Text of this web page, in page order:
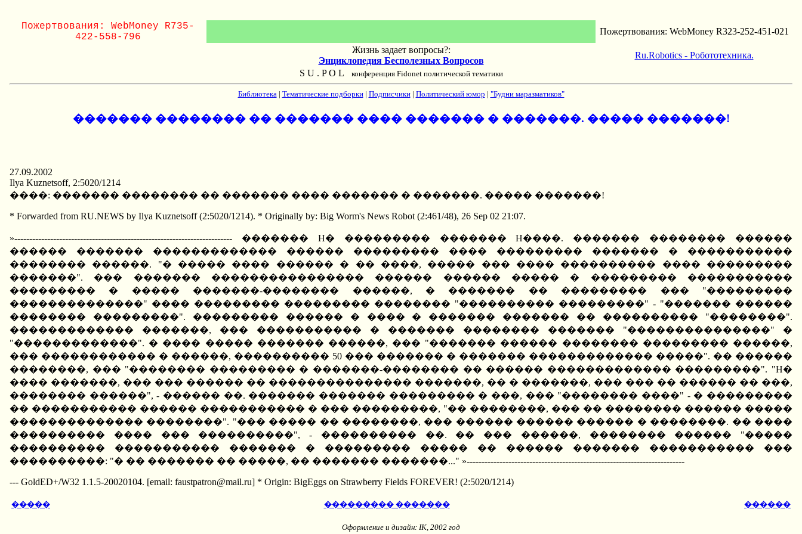
Пожертвования: WebMoney R735-
422-558-796
Пожертвования: WebMoney R323-252-451-021
Жизнь задает вопросы?:
Энциклопедия Бесполезных Вопросов
Ru.Robotics - Робототехника.
S U . P O L конференция Fidonet политической тематики
Библиотека| Тематические подборки| Подписчики| Политический юмор | "Будни маразматиков"
������� �������� �� ������� ���� ������� � �������. ����� �������!
27.09.2002
Ilya Kuznetsoff, 2:5020/1214
����: ������� �������� �� ������� ���� ������� � �������. ����� �������!
* Forwarded from RU.NEWS by Ilya Kuznetsoff (2:5020/1214). * Originally by: Big Worm's News Robot (2:461/48), 26 Sep 02 21:07.
»------------------------------------------------------------------------- ������� H� ��������� ������� H����. ������� �������� ������
������ ������� ������������� ������ ��������� ���� ��������� ������� � �����������
�������� ������. "� ����� ���� ������ � �� ����, ����� ��� ���� ���������� ���� ���������
�������". ��� ������� ���������������� ������ ������ ����� � ��������� �����������
��������� � ����� �������-�������� ������, � ������� �� ��������� ��� "���������
��������������" ���� ��������� ��������� �������� "���������� ���������" - "������� ������
�������� ���������". ��������� ������ � ���� � ������� ������� �� ���������� "��������".
������������� �������, ��� ����������� � ������� �������� ������� "���������������" �
"�������������". � ���� ����� ������� ������, ��� "������� ������ �������� ��������� ������,
��� ������������ � ������, ���������� 50 ��� ������� � ������� ������������� �����". �� ������
��������, ��� "�������� ��������� � �������-�������� �� ������ ������������� ���������". "H�
���� �������, ��� ��� ������ �� ��������������� �������, �� � �������, ��� ��� �� ������ �� ���,
�������� ������", - ������ ��. ������� ������� ��������� � ���, ��� "�������� ����" - � ���������
�� ����������� ������ ����������� � ��� ���������, "�� ��������, ��� �� �������� ������ �����
�������������� ��������". "��� ����� �� ��������, ��� ������ ������ ������ � ��������. �� ����
���������� ���� ��� ����������", - ���������� ��. �� ��� ������, �������� ������ "�����
���������� ����������� ������� � ��������� ����� �� ������ ������� ����������� ���
����������: "� �� ������� �� �����, �� ������� �������..." »-------------------------------------------------------------------------
--- GoldED+/W32 1.1.5-20020104. [email: faustpatron@mail.ru] * Origin: BigEggs on Strawberry Fields FOREVER! (2:5020/1214)
����� ��������� ������� ������
Оформление и дизайн: IK, 2002 год